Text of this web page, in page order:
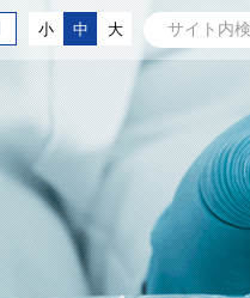
小 中 大